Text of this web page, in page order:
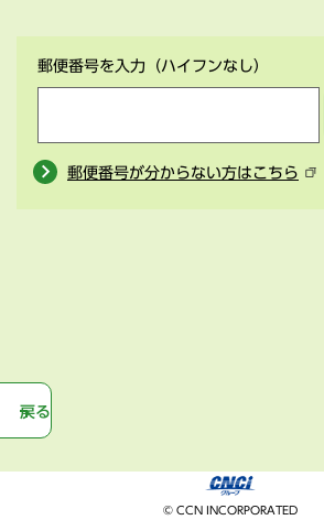
郵便番号を入力 （ハイフンなし）
郵便番号が分からない方はこちら
戻る
© CCN INCORPORATED